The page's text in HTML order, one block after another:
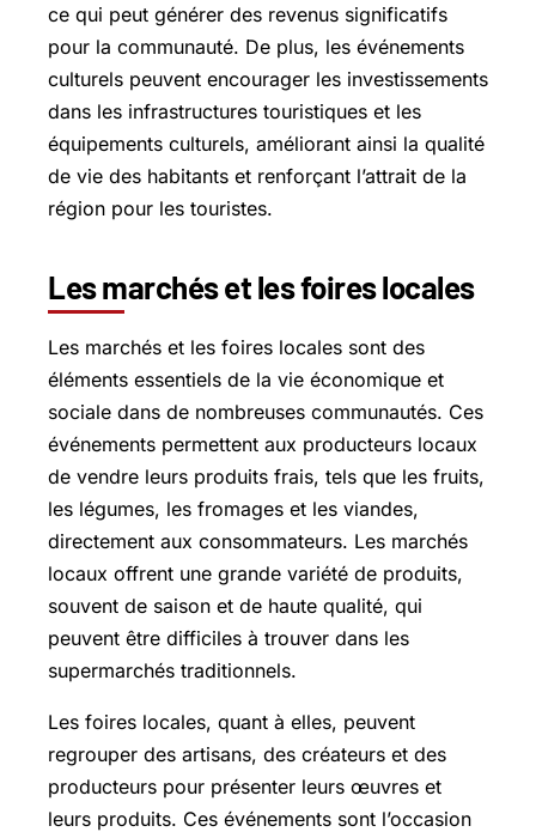
ce qui peut générer des revenus significatifs
pour la communauté. De plus, les événements
culturels peuvent encourager les investissements
dans les infrastructures touristiques et les
équipements culturels, améliorant ainsi la qualité
de vie des habitants et renforçant l’attrait de la
région pour les touristes.
Les marchés et les foires locales
Les marchés et les foires locales sont des
éléments essentiels de la vie économique et
sociale dans de nombreuses communautés. Ces
événements permettent aux producteurs locaux
de vendre leurs produits frais, tels que les fruits,
les légumes, les fromages et les viandes,
directement aux consommateurs. Les marchés
locaux offrent une grande variété de produits,
souvent de saison et de haute qualité, qui
peuvent être difficiles à trouver dans les
supermarchés traditionnels.
Les foires locales, quant à elles, peuvent
regrouper des artisans, des créateurs et des
producteurs pour présenter leurs œuvres et
leurs produits. Ces événements sont l’occasion